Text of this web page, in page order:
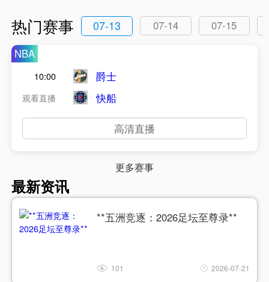
热门赛事 07-13 07-14
07-15
NBA
10:00
观看直播
爵士
快船
高清直播
更多赛事
最新资讯
**五洲竞逐：2026足坛至尊录**
101 2026-07-21